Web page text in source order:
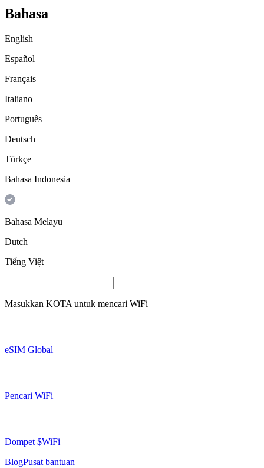
Bahasa
English
Español
Français
Italiano
Português
Deutsch
Türkçe
Bahasa Indonesia
Bahasa Melayu
Dutch
Tiếng Việt
Masukkan KOTA untuk mencari WiFi
eSIM Global
Pencari WiFi
Dompet $WiFi
BlogPusat bantuan